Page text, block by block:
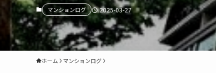
マンションログ 2025-03-27
ホーム マンションログ